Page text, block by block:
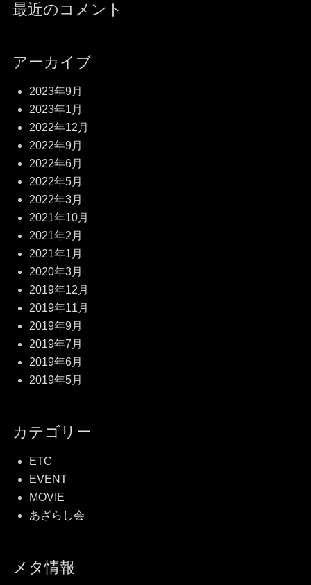
最近のコメント
アーカイブ
2023年9月
2023年1月
2022年12月
2022年9月
2022年6月
2022年5月
2022年3月
2021年10月
2021年2月
2021年1月
2020年3月
2019年12月
2019年11月
2019年9月
2019年7月
2019年6月
2019年5月
カテゴリー
ETC
EVENT
MOVIE
あざらし会
メタ情報